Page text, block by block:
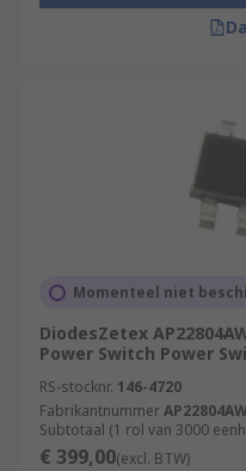
Momenteel niet
DiodesZetex
Power Switch Power
RS-stocknr. 146-4720
Fabrikantnummer
Subtotaal (1 rol van 3000
€ 399,00(excl. BTW)